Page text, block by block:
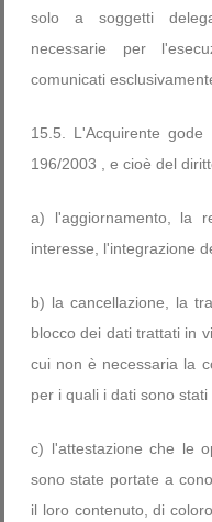
solo a soggetti
necessarie per
comunicati
15.5. L'Acquirente
196/2003 , e cioè del
a) l'aggiornamento, la
interesse, l'integrazione
b) la cancellazione, la
blocco dei dati trattati in
cui non è necessaria la
per i quali i dati sono
c) l'attestazione che le
sono state portate a
il loro contenuto, di